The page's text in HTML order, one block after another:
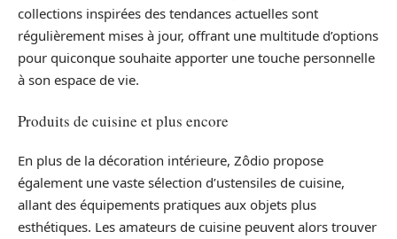
collections inspirées des tendances actuelles sont
régulièrement mises à jour, offrant une multitude d’options
pour quiconque souhaite apporter une touche personnelle
à son espace de vie.
Produits de cuisine et plus encore
En plus de la décoration intérieure, Zôdio propose
également une vaste sélection d’ustensiles de cuisine,
allant des équipements pratiques aux objets plus
esthétiques. Les amateurs de cuisine peuvent alors trouver